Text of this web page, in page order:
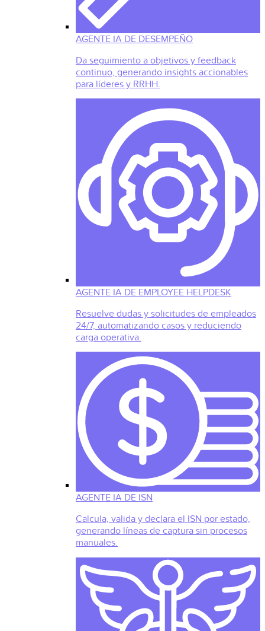
AGENTE IA DE DESEMPEÑO
Da seguimiento a objetivos y feedback
continuo, generando insights accionables
para líderes y RRHH.
AGENTE IA DE EMPLOYEE HELPDESK
Resuelve dudas y solicitudes de empleados
24/7, automatizando casos y reduciendo
carga operativa.
AGENTE IA DE ISN
Calcula, valida y declara el ISN por estado,
generando líneas de captura sin procesos
manuales.